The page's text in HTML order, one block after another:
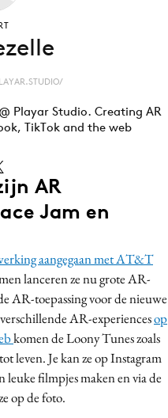
AR
Jam en
aangegaan met AT&T
lanceren ze nu grote AR-
AR-toepassing voor de nieuwe
AR-experiencesop
komen de Loony Tunes zoals
leven. Je kan ze op Instagram
leuke filmpjes maken en via de
op de foto.
Playar Studio. Creating AR
TikTok and the web